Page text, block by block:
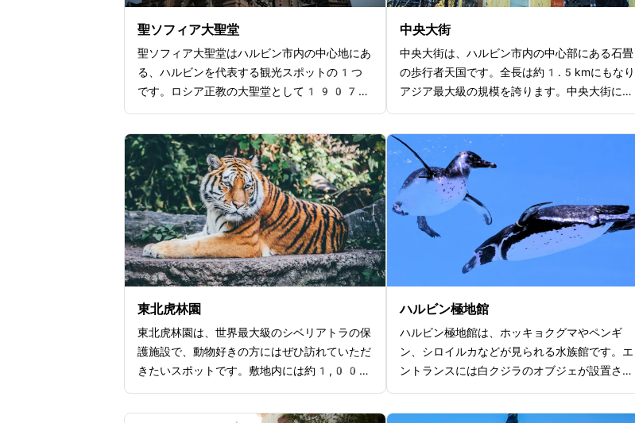
聖ソフィア大聖堂
聖ソフィア大聖堂はハルビン市内の中心地にあ
る、ハルビンを代表する観光スポットの1つ
です。ロシア正教の大聖堂として1907年
緑色のドームと赤レンガのコントラストが美し
く、内部にはハルビンの歴史やロシア文化に関
する展示があり、街の発展と多文化共生の歴史
を学べるスポットとしても有名です。さらに、
聖ソフィア大聖堂の周辺の広場は観光客や地元
の人々も集う憩いの場所となっているので、ハ
ルビンを訪れる際にはぜひ足を運んでみてくだ
さい。
中央大街
中央大街は、ハルビン市内の中心部にある石畳
の歩行者天国です。全長は約1.5kmにもなり
アジア最大級の規模を誇ります。中央大街に
1つで、ルネサンス様式やバロック様式、折
衷様式など70棟以上の建物が顔を並べま
す。ハルビンの歴史を感じるのにはぴったりな
観光スポットです。さらに中央大街はハルビン
随一の繁華街として多くの人で賑わっており、
多くのショップやレストラン、カフェもありま
す。冬に開催される氷雪祭りの会場でもあり、
みてください。
東北虎林園
東北虎林園は、世界最大級のシベリアトラの保
護施設で、動物好きの方にはぜひ訪れていただ
きたいスポットです。敷地内には約1,000
ハルビン極地館
ハルビン極地館は、ホッキョクグマやペンギ
ン、シロイルカなどが見られる水族館です。エ
ントランスには白クジラのオブジェが設置され